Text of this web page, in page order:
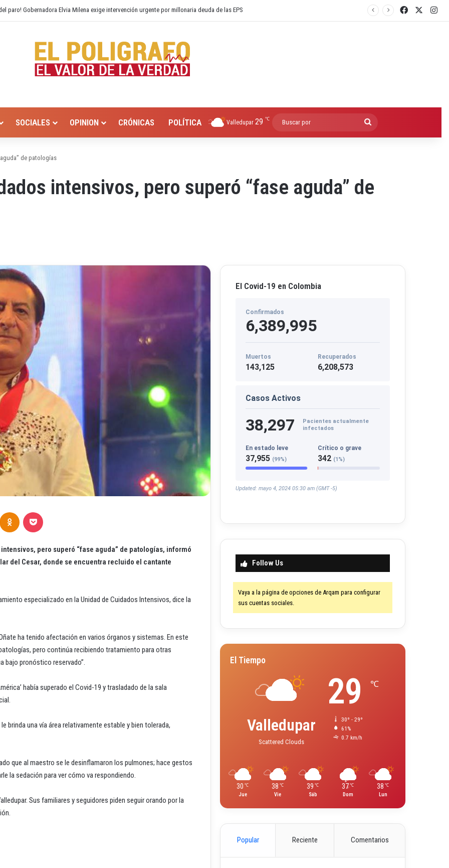
Alcaldía de Valledupar propone recuperar el río Guatapurí Facebook
SOCIALES OPINION CRÓNICAS POLÍTICA Valledupar 29 ℃
Buscar
por
de patologías
intensivos, pero superó “fase aguda” de
pero superó “fase aguda” de patologías, informó
del Cesar, donde se encuentra recluido el cantante
especializado en la Unidad de Cuidados Intensivos, dice la
ha tenido afectación en varios órganos y sistemas. En este
pero continúa recibiendo tratamiento para otras
bajo pronóstico reservado”.
había superado el Covid-19 y trasladado de la sala
brinda una vía área relativamente estable y bien tolerada,
que al maestro se le desinflamaron los pulmones; hace gestos
la sedación para ver cómo va respondiendo.
Sus familiares y seguidores piden seguir orando por la
El Covid-19 en Colombia
Confirmados
6,389,995
Muertos
143,125
Recuperados
6,208,573
Casos Activos
38,297
Pacientes actualmente
infectados
En estado leve
37,955 (99%)
Crítico o grave
342 (1%)
Updated: mayo 4, 2024 05:30 am (GMT -5)
Follow Us
Vaya a la página de opciones de Arqam para configurar
sus cuentas sociales.
El Tiempo
Valledupar
Scattered Clouds
29 ℃
30º - 29º
61%
0.7 km/h
30 ℃
Jue
38 ℃
Vie
39 ℃
Sáb
37 ℃
Dom
38 ℃
Lun
Popular Reciente Comentarios